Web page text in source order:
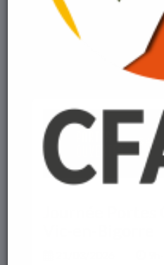
Pas d'événement à venir
Événements
Journée Portes